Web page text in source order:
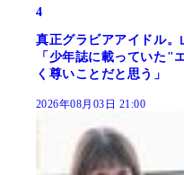
4
真正グラビアアイドル
「少年誌に載っていた"
く尊いことだと思う」
2026年08月03日 21:00